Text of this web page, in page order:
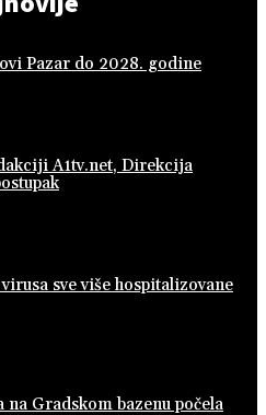
Pazar do 2028. godine
A1tv.net, Direkcija
sve više hospitalizovane
Gradskom bazenu počela